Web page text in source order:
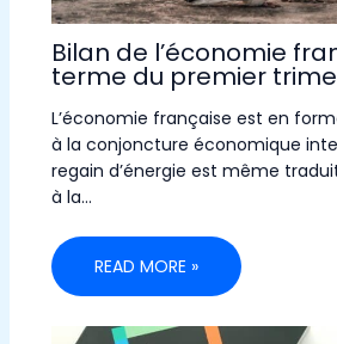
Bilan de l’économie
terme du premier
L’économie française est en
à la conjoncture économique
regain d’énergie est même
à la…
READ MORE »